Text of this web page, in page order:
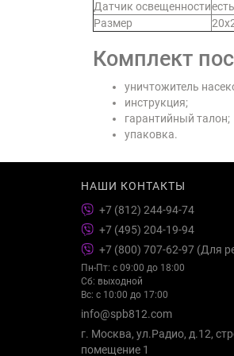
Датчик освещенностиесть
Размер
Комплект
уничтожитель
инструкция;
гарантийный талон;
упаковка.
НАШИ КОНТАКТЫ
+7 (812) 244-94-74
+7 (495) 204-19-94
+7 (800) 707-62-97 (Для
Пн-Пт: с 09:00 до 18:00
Сб: выходной
Вс: с 10:00 до 17:00
info@spb812.com
г. Москва, ул.Радио, д.12,
помещение 1